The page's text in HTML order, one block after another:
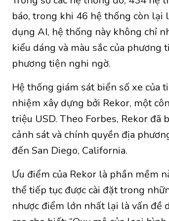
báo, trong khi 46 hệ thống còn lại
dụng AI, hệ thống này không chỉ
kiểu dáng và màu sắc của
phương tiện nghi ngờ.
Hệ thống giám sát biển số xe của
nhiệm xây dựng bởi Rekor, một
triệu USD. Theo Forbes, Rekor đã
cảnh sát và chính quyền địa
đến San Diego, California.
Ưu điểm của Rekor là phần mềm
thể tiếp tục được cài đặt trong
nhược điểm lớn nhất lại là vấn đề